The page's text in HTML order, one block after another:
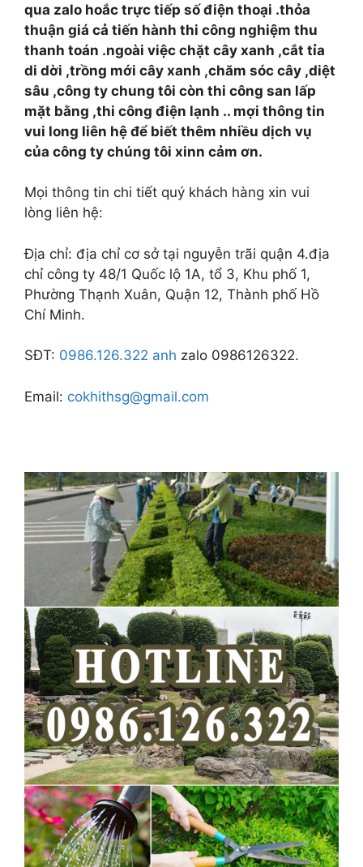
qua zalo hoắc trực tiếp số điện thoại .thỏa
thuận giá cả tiến hành thi công nghiệm thu
thanh toán .ngoài việc chặt cây xanh ,cắt tỉa
di dời ,trồng mới cây xanh ,chăm sóc cây ,diệt
sâu ,công ty chung tôi còn thi công san lấp
mặt bằng ,thi công điện lạnh .. mợi thông tin
vui long liên hệ để biết thêm nhiều dịch vụ
của công ty chúng tôi xinn cảm ơn.
Mọi thông tin chi tiết quý khách hàng xin vui
lòng liên hệ:
Địa chỉ: địa chỉ cơ sở tại nguyễn trãi quận 4.địa
chỉ công ty 48/1 Quốc lộ 1A, tổ 3, Khu phố 1,
Phường Thạnh Xuân, Quận 12, Thành phố Hồ
Chí Minh.
SĐT: 0986.126.322 anh zalo 0986126322.
Email: cokhithsg@gmail.com